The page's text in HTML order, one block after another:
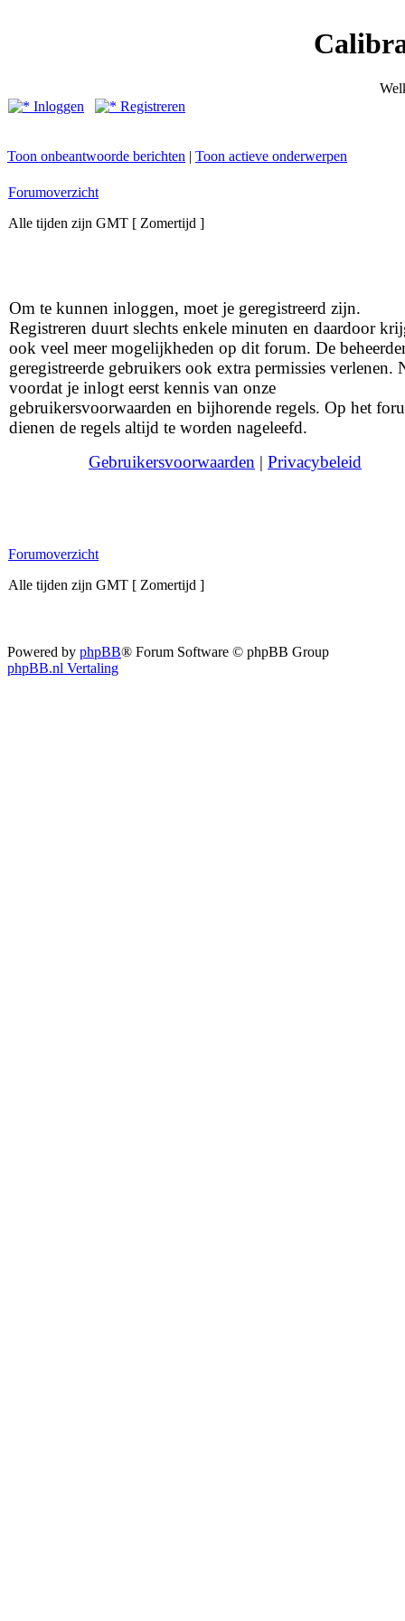
Inloggen
Registreren
Toon onbeantwoorde berichten | Toon actieve onderwerpen
Forumoverzicht
Alle tijden zijn GMT [ Zomertijd ]
Om te kunnen inloggen, moet je geregistreerd zijn.
Registreren duurt slechts enkele minuten en daardoor
ook veel meer mogelijkheden op dit forum. De
geregistreerde gebruikers ook extra permissies verlenen.
voordat je inlogt eerst kennis van onze
gebruikersvoorwaarden en bijhorende regels. Op het
dienen de regels altijd te worden nageleefd.
Gebruikersvoorwaarden | Privacybeleid
Forumoverzicht
Alle tijden zijn GMT [ Zomertijd ]
Powered by phpBB® Forum Software © phpBB Group
phpBB.nl Vertaling